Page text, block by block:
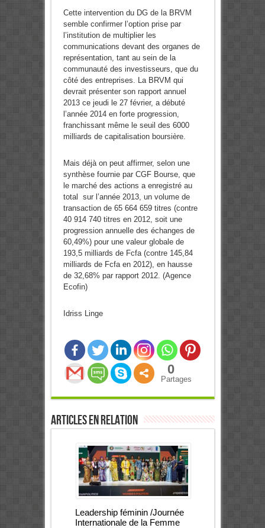
Cette intervention du DG de la BRVM
semble confirmer l’option prise par
l’institution de multiplier les
communications devant des organes de
représentation, tant au sein de la
communauté des investisseurs, que du
côté des entreprises. La BRVM qui
devrait présenter son rapport annuel
2013 ce jeudi le 27 février, a débuté
l’année 2014 en forte progression,
franchissant même le seuil des 6000
milliards de capitalisation boursière.
Mais déjà on peut affirmer, selon une
synthèse fournie par CGF Bourse, que
le marché des actions a enregistré au
total sur l’année 2013, un volume de
transaction de 65 664 659 titres (contre
40 914 740 titres en 2012, soit une
progression annuelle des échanges de
60,49%) pour une valeur globale de
193,5 milliards de Fcfa (contre 145,84
milliards de Fcfa en 2012), en hausse
de 32,68% par rapport 2012. (Agence
Ecofin)
Idriss Linge
0
Partages
Articles en relation
Leadership féminin /Journée
Internationale de la Femme